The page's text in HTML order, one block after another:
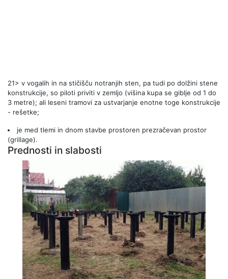
21> v vogalih in na stičišču notranjih sten, pa tudi po dolžini stene
konstrukcije, so piloti priviti v zemljo (višina kupa se giblje od 1 do
3 metre); ali leseni tramovi za ustvarjanje enotne toge konstrukcije
- rešetke;
je med tlemi in dnom stavbe prostoren prezračevan prostor
(grillage).
Prednosti in slabosti